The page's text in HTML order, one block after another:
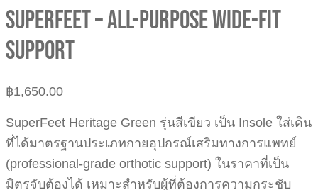
SUPERFEET – ALL-PURPOSE WIDE-FIT
SUPPORT
฿1,650.00
SuperFeet Heritage Green รุ่นสีเขียว เป็น Insole ใส่เดิน
ที่ได้มาตรฐานประเภทกายอุปกรณ์เสริมทางการแพทย์
(professional-grade orthotic support) ในราคาที่เป็น
มิตรจับต้องได้ เหมาะสำหรับผู้ที่ต้องการความกระชับ